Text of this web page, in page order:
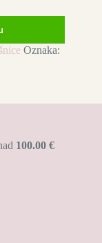
Oznaka:
100.00 €